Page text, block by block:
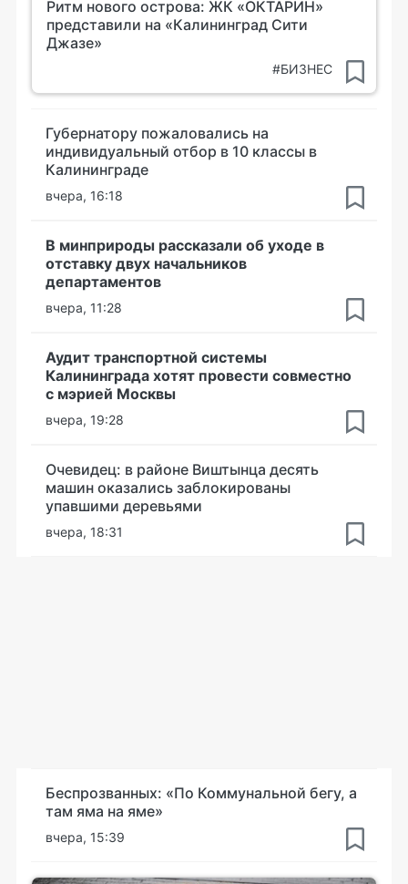
Ритм нового острова: ЖК «ОКТАРИН»
представили на «Калининград Сити
Джазе»
#БИЗНЕС
Губернатору пожаловались на
индивидуальный отбор в 10 классы в
Калининграде
вчера, 16:18
В минприроды рассказали об уходе в
отставку двух начальников
департаментов
вчера, 11:28
Аудит транспортной системы
Калининграда хотят провести совместно
с мэрией Москвы
вчера, 19:28
Очевидец: в районе Виштынца десять
машин оказались заблокированы
упавшими деревьями
вчера, 18:31
Беспрозванных: «По Коммунальной бегу, а
там яма на яме»
вчера, 15:39